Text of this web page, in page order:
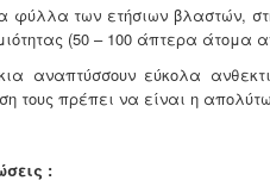
φύλλα των ετήσιων βλαστών,
(50 – 100 άπτερα άτομα
αναπτύσσουν εύκολα
τους πρέπει να είναι η
: